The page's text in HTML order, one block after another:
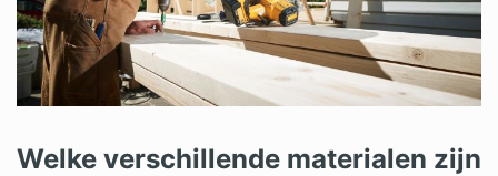
Welke verschillende materialen zijn